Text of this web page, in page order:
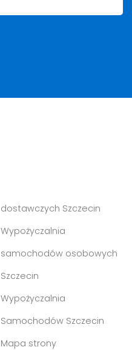
dostawczych Szczecin
Wypożyczalnia
samochodów osobowych
Szczecin
Wypożyczalnia
Samochodów Szczecin
Mapa strony